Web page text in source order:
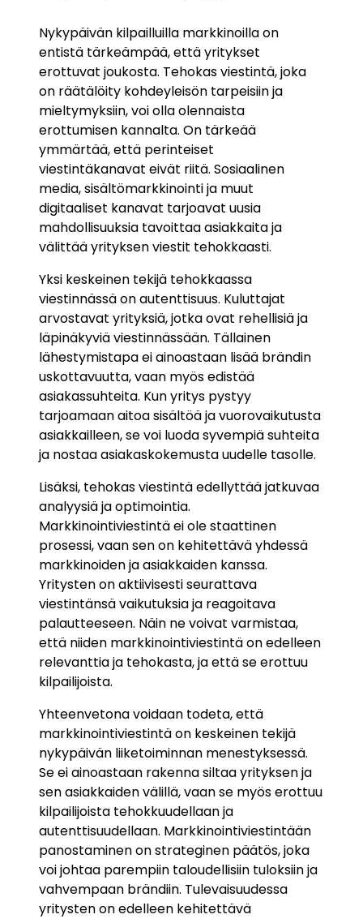
Nykypäivän kilpailluilla markkinoilla on
entistä tärkeämpää, että yritykset
erottuvat joukosta. Tehokas viestintä, joka
on räätälöity kohdeyleisön tarpeisiin ja
mieltymyksiin, voi olla olennaista
erottumisen kannalta. On tärkeää
ymmärtää, että perinteiset
viestintäkanavat eivät riitä. Sosiaalinen
media, sisältömarkkinointi ja muut
digitaaliset kanavat tarjoavat uusia
mahdollisuuksia tavoittaa asiakkaita ja
välittää yrityksen viestit tehokkaasti.
Yksi keskeinen tekijä tehokkaassa
viestinnässä on autenttisuus. Kuluttajat
arvostavat yrityksiä, jotka ovat rehellisiä ja
läpinäkyviä viestinnässään. Tällainen
lähestymistapa ei ainoastaan lisää brändin
uskottavuutta, vaan myös edistää
asiakassuhteita. Kun yritys pystyy
tarjoamaan aitoa sisältöä ja vuorovaikutusta
asiakkailleen, se voi luoda syvempiä suhteita
ja nostaa asiakaskokemusta uudelle tasolle.
Lisäksi, tehokas viestintä edellyttää jatkuvaa
analyysiä ja optimointia.
Markkinointiviestintä ei ole staattinen
prosessi, vaan sen on kehitettävä yhdessä
markkinoiden ja asiakkaiden kanssa.
Yritysten on aktiivisesti seurattava
viestintänsä vaikutuksia ja reagoitava
palautteeseen. Näin ne voivat varmistaa,
että niiden markkinointiviestintä on edelleen
relevanttia ja tehokasta, ja että se erottuu
kilpailijoista.
Yhteenvetona voidaan todeta, että
markkinointiviestintä on keskeinen tekijä
nykypäivän liiketoiminnan menestyksessä.
Se ei ainoastaan rakenna siltaa yrityksen ja
sen asiakkaiden välillä, vaan se myös erottuu
kilpailijoista tehokkuudellaan ja
autenttisuudellaan. Markkinointiviestintään
panostaminen on strateginen päätös, joka
voi johtaa parempiin taloudellisiin tuloksiin ja
vahvempaan brändiin. Tulevaisuudessa
yritysten on edelleen kehitettävä